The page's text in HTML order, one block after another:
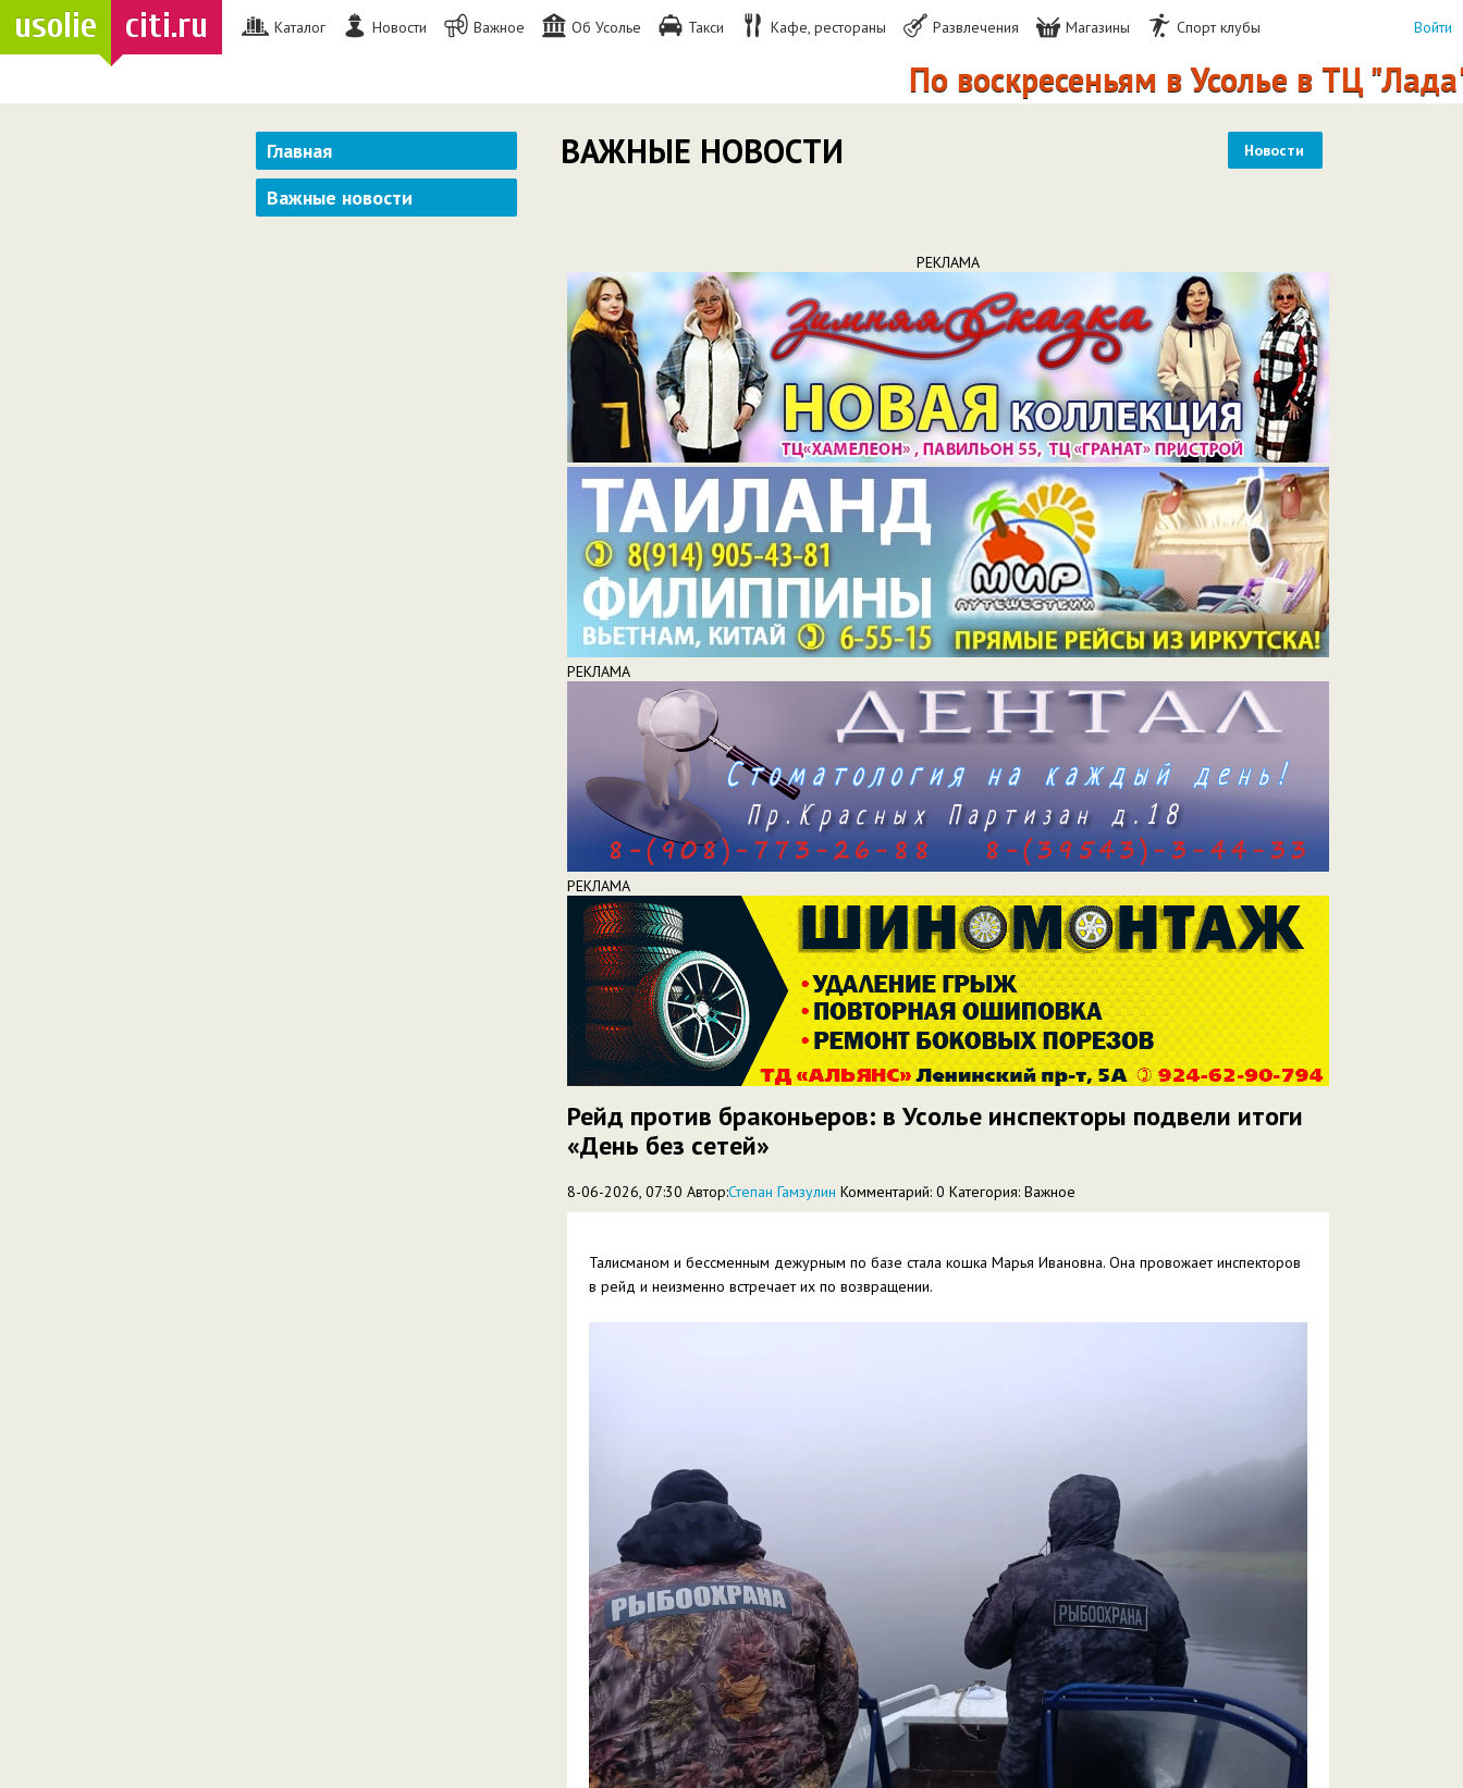
usolie citi.ru Каталог Новости Важное Об Усолье Такси Кафе, рестораны Развлечения Магазины Спорт клубы
По воскресеньям в Усолье в ТЦ "Лада"
Войти
Главная
Важные новости
ВАЖНЫЕ НОВОСТИ Новости
РЕКЛАМА
РЕКЛАМА
РЕКЛАМА
Рейд против браконьеров: в Усолье инспекторы подвели итоги
«День без сетей»
8-06-2026, 07:30 Автор:Степан Гамзулин Комментарий: 0 Категория: Важное
Талисманом и бессменным дежурным по базе стала кошка Марья Ивановна. Она провожает инспекторов
в рейд и неизменно встречает их по возвращении.